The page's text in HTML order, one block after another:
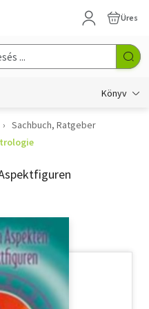
Üres
Könyv
Sachbuch, Ratgeber